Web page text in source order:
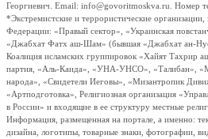
Георгиевич. Email: info@govoritmoskva.ru. Номер
*Экстремистские и террористические
Федерации: «Правый сектор», «Украинская
«Джабхат Фатх аш-Шам» (бывшая «Джабхат ан-
Коалиция исламских группировок «Хайят Тахрир
партия, «Аль-Каида», «УНА-УНСО», «Талибан»,
народа», «Свидетели Иеговы», «Мизантропик
«Артподготовка», Религиозная организация
в России» и входящие в ее структуру местные
Информация, размещенная на портале, а именно:
дизайна, логотипы, товарные знаки, фотографии,